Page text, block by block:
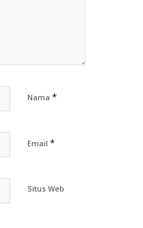
Nama *
Email *
Situs Web